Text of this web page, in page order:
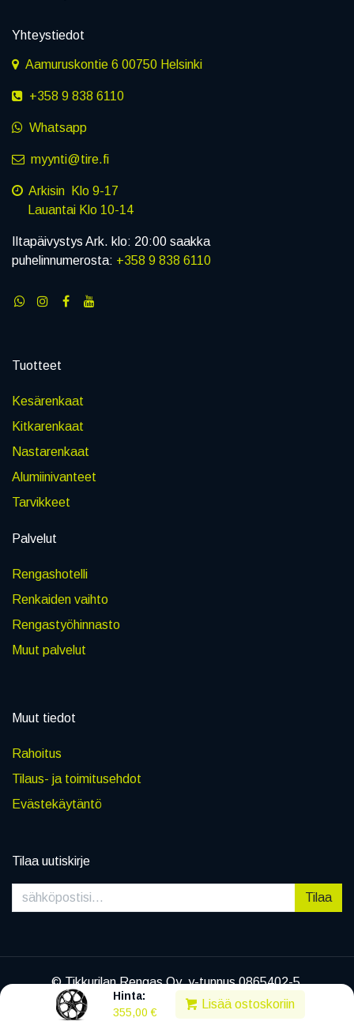
Hinta:
355,00 €
Lisää ostoskoriin
Yhteystiedot
Aamuruskontie 6 00750 Helsinki
+358 9 838 6110
Whatsapp
myynti@tire.fi
Arkisin Klo 9-17
Lauantai Klo 10-14
Iltapäivystys Ark. klo: 20:00 saakka
puhelinnumerosta: +358 9 838 6110
Tuotteet
Kesärenkaat
Kitkarenkaat
Nastarenkaat
Alumiinivanteet
Tarvikkeet
Palvelut
Rengashotelli
Renkaiden vaihto
Rengastyöhinnasto
Muut palvelut
Muut tiedot
Rahoitus
Tilaus- ja toimitusehdot
Evästekäytäntö
Tilaa uutiskirje
Tilaa
© Tikkurilan Rengas Oy, y-tunnus 0865402-5
|Tietosuojaseloste